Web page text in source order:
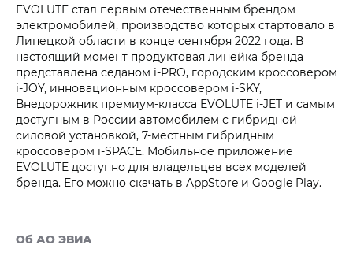
EVOLUTE стал первым отечественным брендом
электромобилей, производство которых стартовало в
Липецкой области в конце сентября 2022 года. В
настоящий момент продуктовая линейка бренда
представлена седаном i‑PRO, городским кроссовером
i‑JOY, инновационным кроссовером i‑SKY,
Внедорожник премиум-класса EVOLUTE i‑JET и самым
доступным в России автомобилем с гибридной
силовой установкой, 7-местным гибридным
кроссовером i‑SPACE. Мобильное приложение
EVOLUTE доступно для владельцев всех моделей
бренда. Его можно скачать в AppStore и Google Play.
Об АО ЭВИА